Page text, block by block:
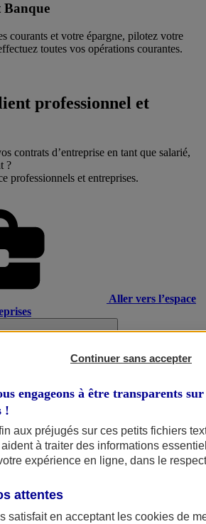
Banque
courants et votre épargne, pilotez votre
toutes vos opérations courantes.
professionnel et
contrats d’entreprise en tant que salarié,
?
professionnels et entreprises.
Aller vers l’espace
Continuer sans accepter
engageons à être transparents
!
aux préjugés sur ces petits fichiers
à traiter des informations
expérience en ligne, dans le
attentes
satisfait en acceptant les cookies de